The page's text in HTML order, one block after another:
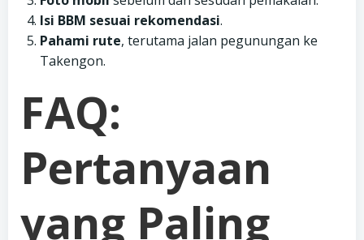
Isi BBM sesuai rekomendasi.
Pahami rute, terutama jalan pegunungan ke
Takengon.
FAQ:
Pertanyaan
yang Paling